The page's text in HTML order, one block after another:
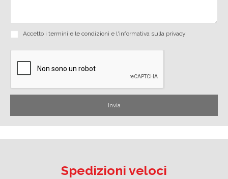
Accetto i termini e le condizioni e l'informativa sulla privacy
Spedizioni veloci